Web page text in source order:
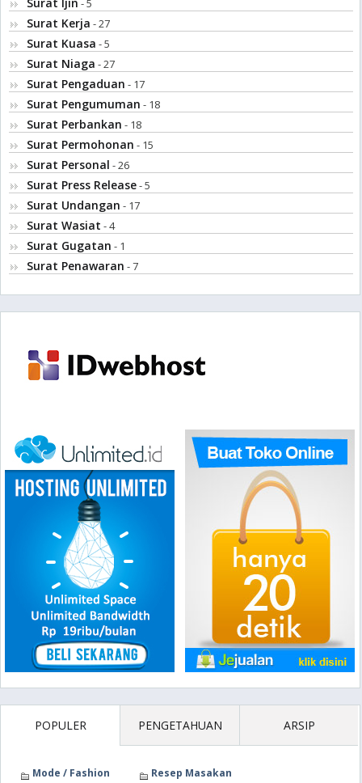
- 5
Surat Kerja - 27
Surat Kuasa - 5
Surat Niaga - 27
Surat Pengaduan - 17
Surat Pengumuman - 18
Surat Perbankan - 18
Surat Permohonan - 15
Surat Personal - 26
Surat Press Release- 5
Surat Undangan - 17
Surat Wasiat - 4
Surat Gugatan - 1
Surat Penawaran - 7
POPULER PENGETAHUAN ARSIP
Mode / Fashion
Resep Masakan